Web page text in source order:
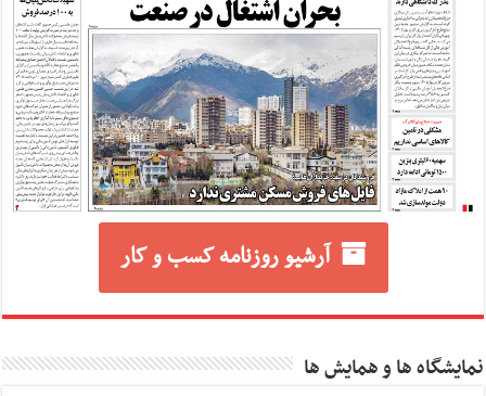
آرشیو روزنامه کسب و کار
نمایشگاه ها و همایش ها